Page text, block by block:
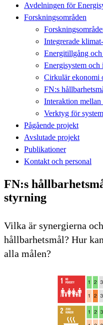
Avdelningen för
Forskningsområden
Integrerade
Energitillgång
Energisystem och
Cirkulär ekonomi
FN:s
Interaktion
Verktyg för
Pågående projekt
Avslutade projekt
Publikationer
Kontakt och personal
FN:s
styrning
Vilka är synergierna
hållbarhetsmål? Hur
alla målen?